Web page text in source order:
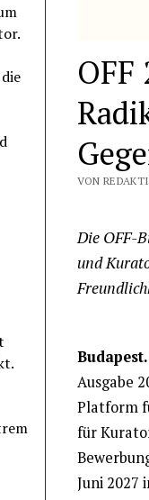
OFF
VON
Die OFF-
und
Budapest.
Ausgabe
Platform
für
Juni 2027